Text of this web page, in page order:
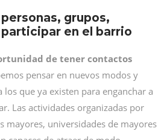
grupos,
en el barrio
de tener contactos
pensar en nuevos modos y
que ya existen para enganchar a
Las actividades organizadas por
mayores, universidades de mayores